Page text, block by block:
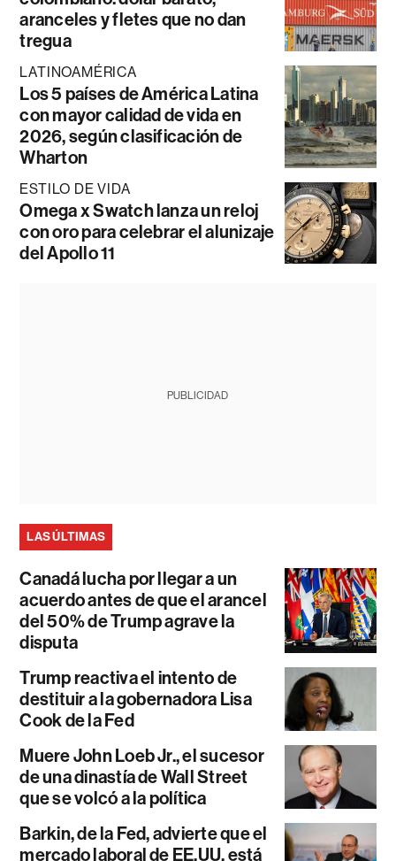
aranceles y fletes que no dan
tregua
LATINOAMÉRICA
Los 5 países de América Latina
con mayor calidad de vida en
2026, según clasificación de
Wharton
ESTILO DE VIDA
Omega x Swatch lanza un reloj
con oro para celebrar el alunizaje
del Apollo 11
PUBLICIDAD
LAS ÚLTIMAS
Canadá lucha por llegar a un
acuerdo antes de que el arancel
del 50% de Trump agrave la
disputa
Trump reactiva el intento de
destituir a la gobernadora Lisa
Cook de la Fed
Muere John Loeb Jr., el sucesor
de una dinastía de Wall Street
que se volcó a la política
Barkin, de la Fed, advierte que el
mercado laboral de EE.UU. está